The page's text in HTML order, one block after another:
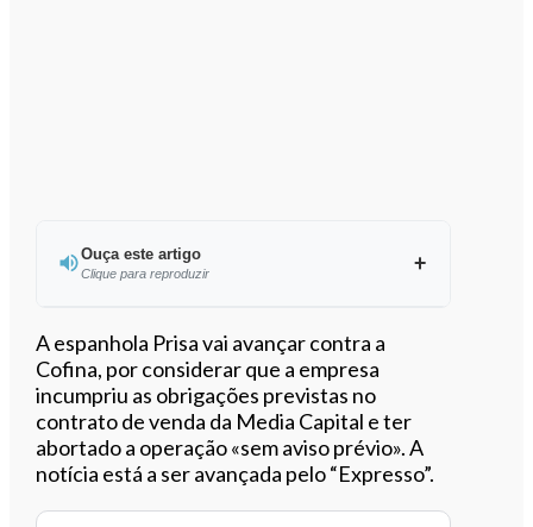
Ouça este artigo
Clique para reproduzir
Ouvir este artigo
A espanhola Prisa vai avançar contra a
Cofina, por considerar que a empresa
incumpriu as obrigações previstas no
contrato de venda da Media Capital e ter
abortado a operação «sem aviso prévio».A
notícia está a ser avançada pelo “Expresso”.